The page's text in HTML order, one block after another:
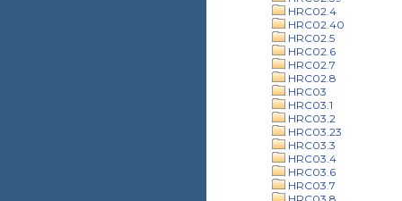
HRC02.4
HRC02.40
HRC02.5
HRC02.6
HRC02.7
HRC02.8
HRC03
HRC03.1
HRC03.2
HRC03.23
HRC03.3
HRC03.4
HRC03.6
HRC03.7